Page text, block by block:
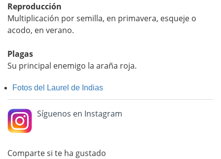
Reproducción
Multiplicación por semilla, en primavera, esqueje o
acodo, en verano.
Plagas
Su principal enemigo la araña roja.
Fotos del Laurel de Indias
Síguenos en Instagram
Comparte si te ha gustado